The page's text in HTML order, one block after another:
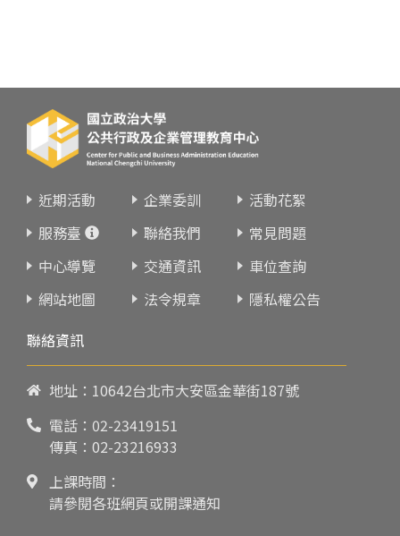
近期活動 企業委訓
活動花絮
服務臺
聯絡我們
常見問題
中心導覽
交通資訊
車位查詢
網站地圖
法令規章
隱私權公告
聯絡資訊
地址：10642台北市大安區金華街187號
電話： 02-23419151
傳真：02-23216933
上課時間：
請參閱各班網頁或開課通知